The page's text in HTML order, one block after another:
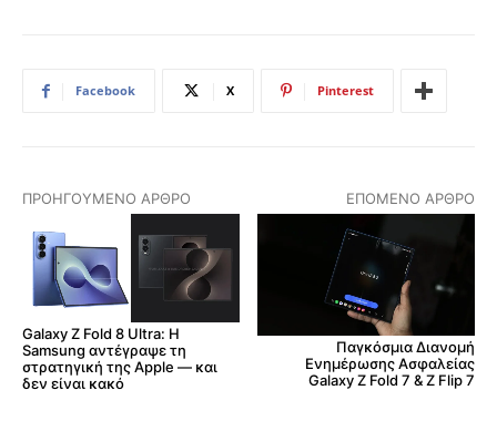
Facebook X Pinterest
ΠΡΟΗΓΟΎΜΕΝΟ ΆΡΘΡΟ
Galaxy Z Fold 8 Ultra: Η
Samsung αντέγραψε τη
στρατηγική της Apple — και
δεν είναι κακό
ΕΠΌΜΕΝΟ ΆΡΘΡΟ
Παγκόσμια Διανομή
Ενημέρωσης Ασφαλείας
Galaxy Z Fold 7 & Z Flip 7